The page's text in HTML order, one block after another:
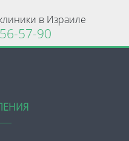
в Израиле
57-90